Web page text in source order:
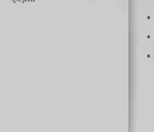
•
•
•